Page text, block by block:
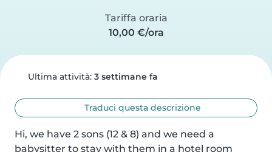
Tariffa oraria
10,00 €/ora
Ultima attività: 3 settimane fa
Traduci questa descrizione
Hi, we have 2 sons (12 & 8) and we need a
babysitter to stay with them in a hotel room